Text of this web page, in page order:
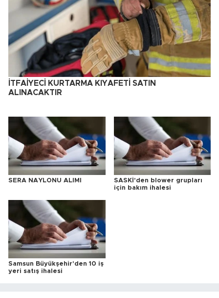
İTFAİYECİ KURTARMA KIYAFETİ SATIN
ALINACAKTIR
SERA NAYLONU ALIMI
SASKİ'den blower grupları
için bakım ihalesi
Samsun Büyükşehir'den 10 iş
yeri satış ihalesi